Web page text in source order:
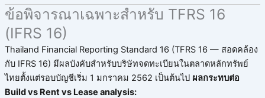
ข้อพิจารณาเฉพาะสำหรับ TFRS 16
(IFRS 16)
Thailand Financial Reporting Standard 16 (TFRS 16 — สอดคล้อง
กับ IFRS 16) มีผลบังคับสำหรับบริษัทจดทะเบียนในตลาดหลักทรัพย์
ไทยตั้งแต่รอบบัญชีเริ่ม 1 มกราคม 2562 เป็นต้นไป ผลกระทบต่อ
Build vs Rent vs Lease analysis: